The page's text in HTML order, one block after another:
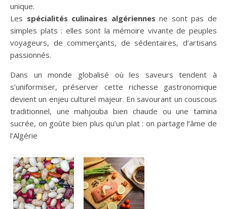
unique.
Les spécialités culinaires algériennes ne sont pas de
simples plats : elles sont la mémoire vivante de peuples
voyageurs, de commerçants, de sédentaires, d’artisans
passionnés.
Dans un monde globalisé où les saveurs tendent à
s’uniformiser, préserver cette richesse gastronomique
devient un enjeu culturel majeur. En savourant un couscous
traditionnel, une mahjouba bien chaude ou une tamina
sucrée, on goûte bien plus qu’un plat : on partage l’âme de
l’Algérie